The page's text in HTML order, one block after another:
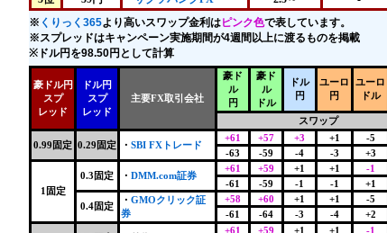
※ くりっく365より高いスワップ金利はピンク色で表しています。
※スプレッドはキャンペーン実施期間が4週間以上に渡るものを掲載
※ドル円を98.50円として計算
豪ドル円
スプ
レッド
ドル円
スプ
レッド
主要FX取引会社
豪ド
ル
円
豪ド
ル
ドル
ドル
円
ユーロ
円
ユーロ
ドル
スワップ
0.99固定 0.29固定 ・ SBI FXトレード
+61 +57 +3 +1 -5
-63 -59 -4 -3 +3
1固定
0.3固定 ・ DMM.com証券
+61 +59 +1 +1 -1
-61 -59 -1 -1 +1
0.4固定
・ GMOクリック証
券
+58 +60 +1 +1 -5
-61 -64 -3 -4 +2
+61 +59 +1 +1 -1